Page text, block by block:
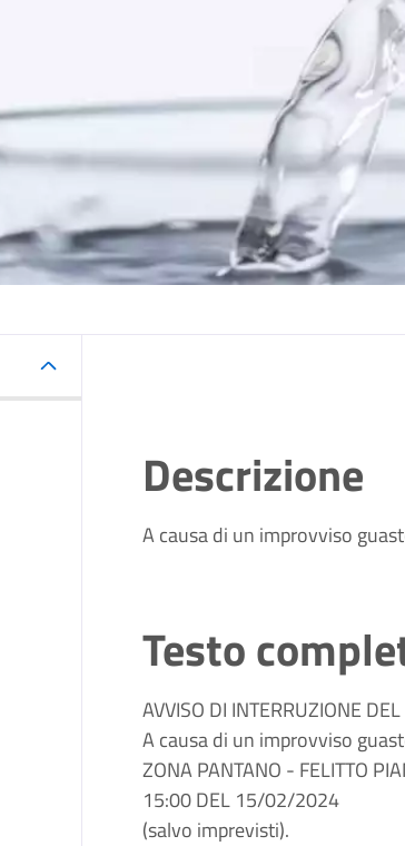
Descrizione
A causa di un improvviso
Testo
AVVISO DI INTERRUZIONE
A causa di un improvviso
ZONA PANTANO - FELITTO
15:00 DEL 15/02/2024
(salvo imprevisti).